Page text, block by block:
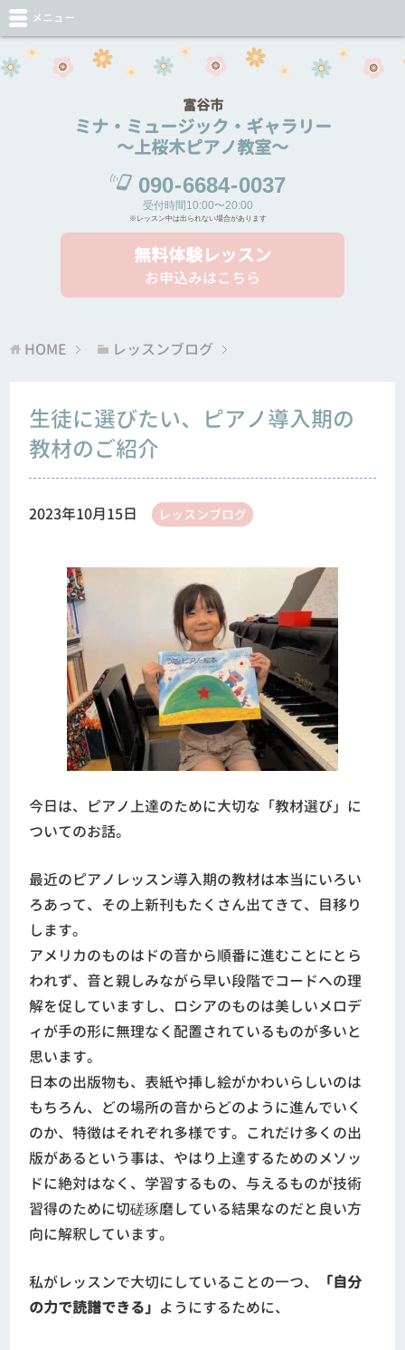
富谷市
ミナ・ミュージック・ギャラリー
～上桜木ピアノ教室～
090-6684-0037
受付時間10:00〜20:00
※レッスン中は出られない場合があります
無料体験レッスン
お申込みはこちら
メニュー
HOME レッスンブログ
生徒に選びたい、ピアノ導入期の
教材のご紹介
2023年10月15日 レッスンブログ
今日は、ピアノ上達のために大切な「教材選び」に
ついてのお話。
最近のピアノレッスン導入期の教材は本当にいろい
ろあって、その上新刊もたくさん出てきて、目移り
します。
アメリカのものはドの音から順番に進むことにとら
われず、音と親しみながら早い段階でコードへの理
解を促していますし、ロシアのものは美しいメロデ
ィが手の形に無理なく配置されているものが多いと
思います。
日本の出版物も、表紙や挿し絵がかわいらしいのは
もちろん、どの場所の音からどのように進んでいく
のか、特徴はそれぞれ多様です。これだけ多くの出
版があるという事は、やはり上達するためのメソッ
ドに絶対はなく、学習するもの、与えるものが技術
習得のために切磋琢磨している結果なのだと良い方
向に解釈しています。
私がレッスンで大切にしていることの一つ、
「自分
の力で読譜できる」 ようにするために、